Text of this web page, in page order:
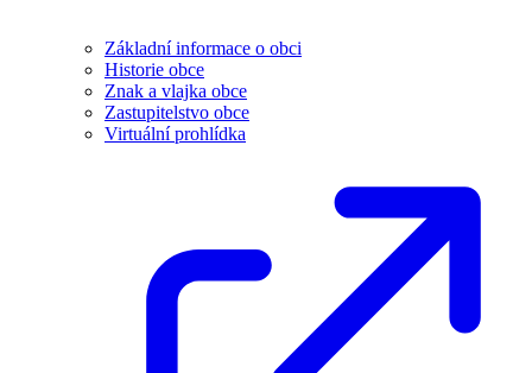
Základní informace o obci
Historie obce
Znak a vlajka obce
Zastupitelstvo obce
Virtuální prohlídka